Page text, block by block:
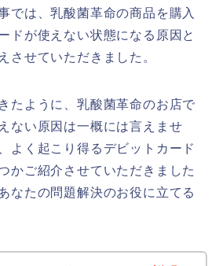
では、乳酸菌革命の商品を購入
ドが使えない状態になる原因と
させていただきました。
たように、乳酸菌革命のお店で
ない原因は一概には言えませ
よく起こり得るデビットカード
かご紹介させていただきました
なたの問題解決のお役に立てる